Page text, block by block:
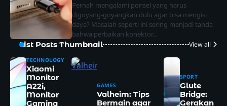
Pernah mengalami ponsel yang harus
digoyang-goyangkan dulu agar bisa mengisi
daya? Masalah seperti ini sering menjadi tanda
bahwa perbaikan konektor…
List Posts Thumbnail View all
TECHNOLOGY
Xiaomi
Monitor
A22i,
Monitor
Gaming
GAMES
Valheim: Tips
Bermain agar
SPORT
Glute
Bridge:
Gerakan
2
Samsung 990 SSD Resmi Hadir